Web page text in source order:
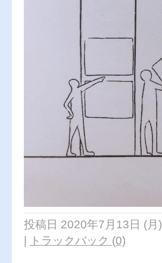
投稿日 2020年7月13日 (月)
| トラックバック (0)